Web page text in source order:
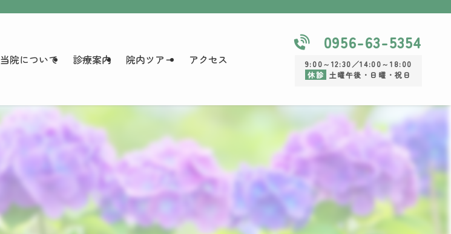
当院について 診療案内 院内ツアー アクセス
0956-63-5354
9:00～12:30／14:00～18:00
休診 土曜午後・日曜・祝日